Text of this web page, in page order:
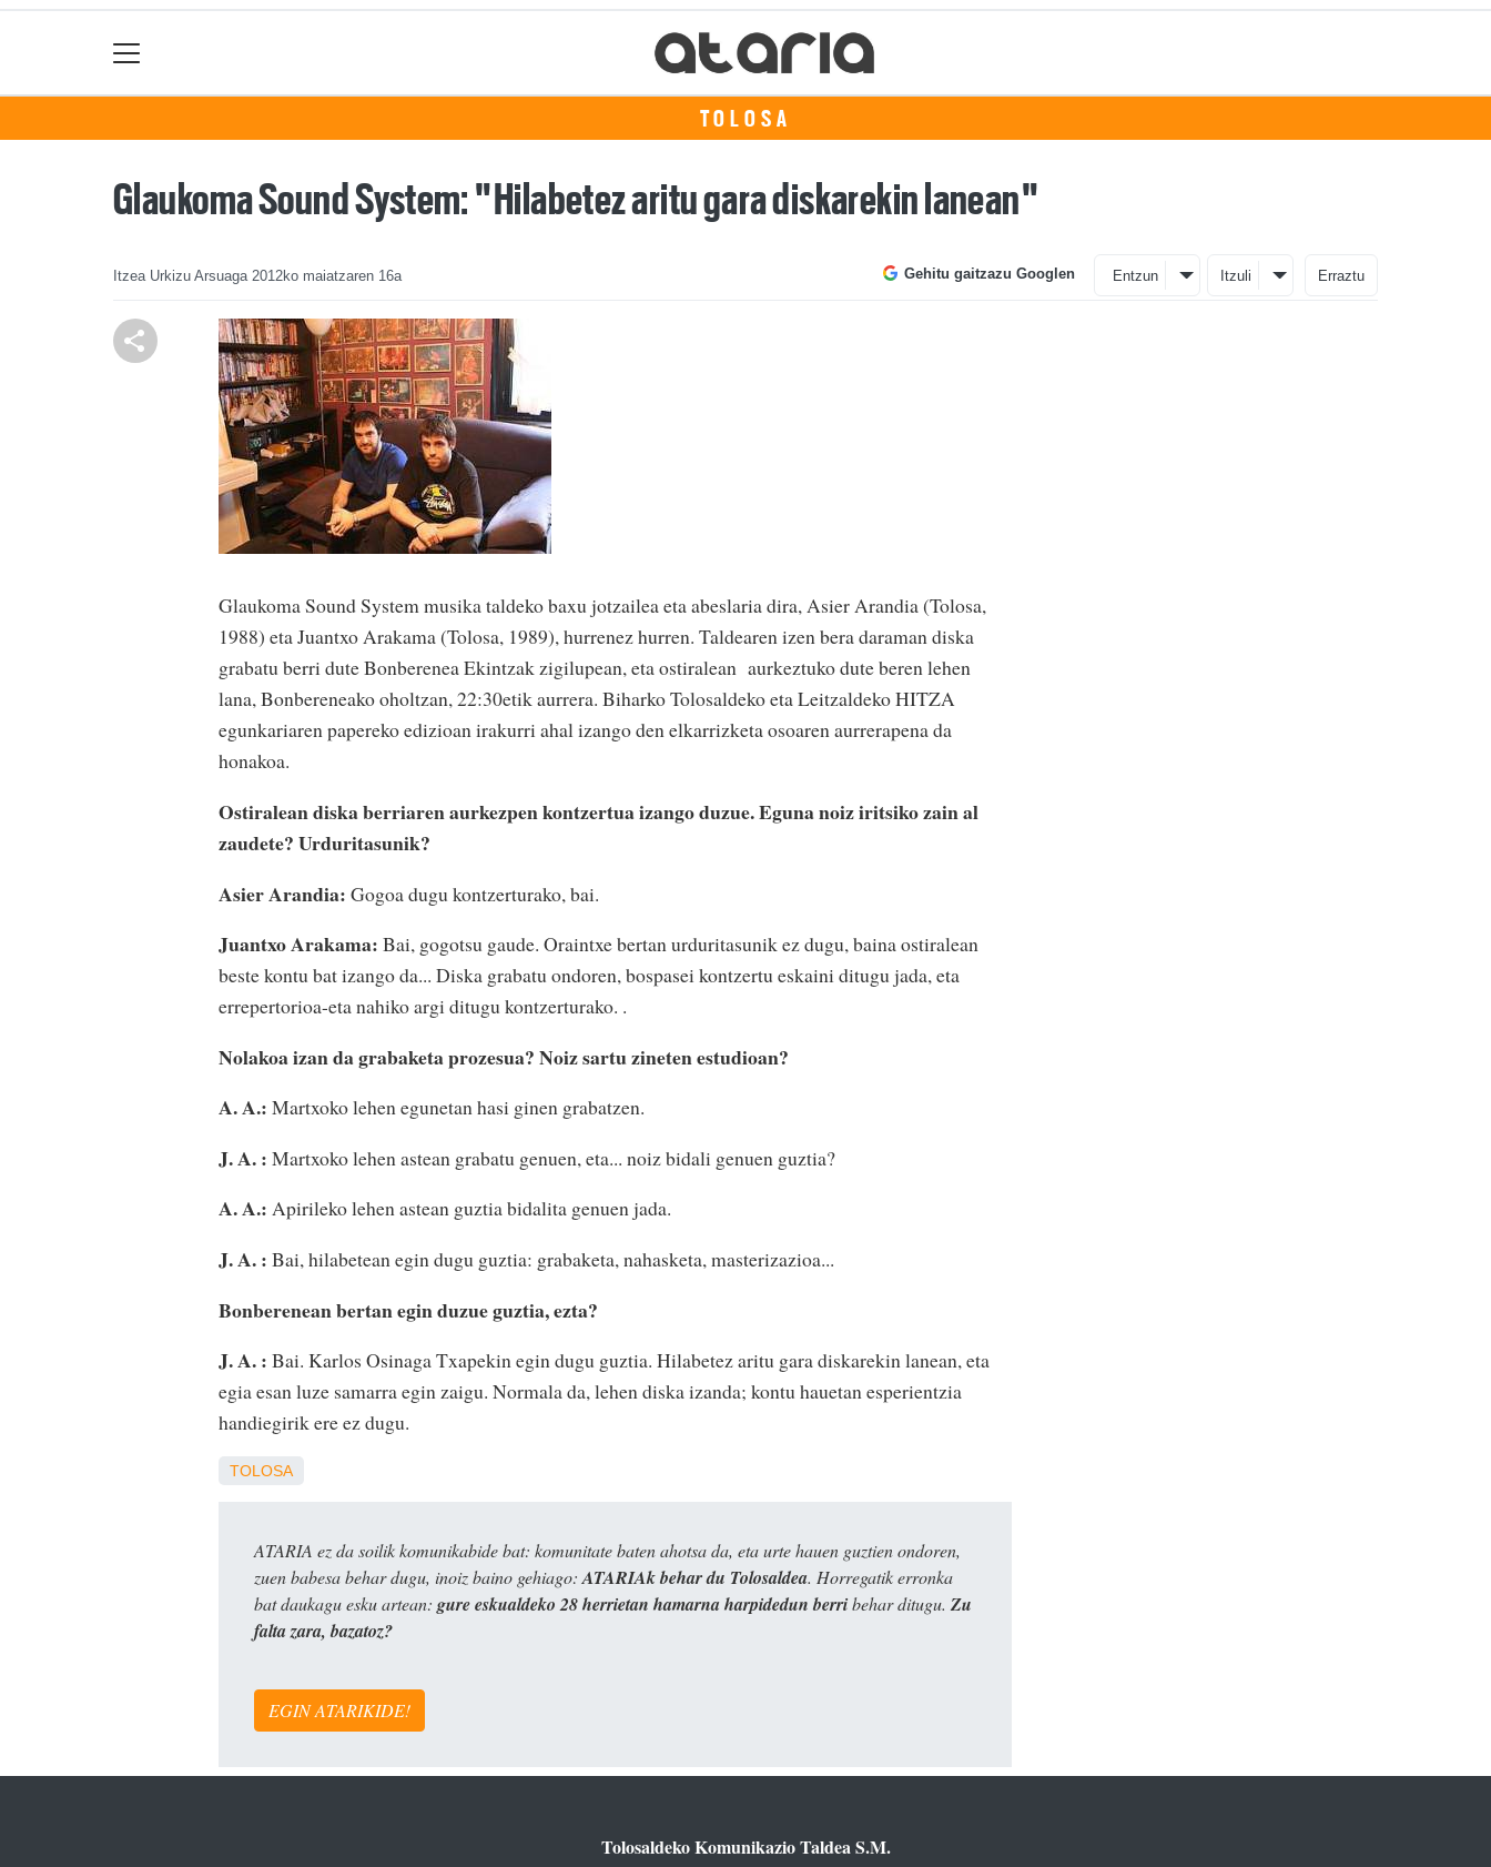
TOLOSA
Glaukoma Sound System: "Hilabetez aritu gara diskarekin lanean"
Itzea Urkizu Arsuaga 2012ko maiatzaren 16a Gehitu gaitzazu Googlen Entzun Itzuli Erraztu
Glaukoma Sound System musika taldeko baxu jotzailea eta abeslaria dira, Asier Arandia (Tolosa,
1988) eta Juantxo Arakama (Tolosa, 1989), hurrenez hurren. Taldearen izen bera daraman diska
grabatu berri dute Bonberenea Ekintzak zigilupean, eta ostiralean aurkeztuko dute beren lehen
lana, Bonbereneako oholtzan, 22:30etik aurrera. Biharko Tolosaldeko eta Leitzaldeko HITZA
egunkariaren papereko edizioan irakurri ahal izango den elkarrizketa osoaren aurrerapena da
honakoa.
Ostiralean diska berriaren aurkezpen kontzertua izango duzue. Eguna noiz iritsiko zain al
zaudete? Urduritasunik?
Asier Arandia: Gogoa dugu kontzerturako, bai.
Juantxo Arakama: Bai, gogotsu gaude. Oraintxe bertan urduritasunik ez dugu, baina ostiralean
beste kontu bat izango da... Diska grabatu ondoren, bospasei kontzertu eskaini ditugu jada, eta
errepertorioa-eta nahiko argi ditugu kontzerturako. .
Nolakoa izan da grabaketa prozesua? Noiz sartu zineten estudioan?
A. A.: Martxoko lehen egunetan hasi ginen grabatzen.
J. A. : Martxoko lehen astean grabatu genuen, eta... noiz bidali genuen guztia?
A. A.: Apirileko lehen astean guztia bidalita genuen jada.
J. A. : Bai, hilabetean egin dugu guztia: grabaketa, nahasketa, masterizazioa...
Bonberenean bertan egin duzue guztia, ezta?
J. A. : Bai. Karlos Osinaga Txapekin egin dugu guztia. Hilabetez aritu gara diskarekin lanean, eta
egia esan luze samarra egin zaigu. Normala da, lehen diska izanda; kontu hauetan esperientzia
handiegirik ere ez dugu.
TOLOSA
ATARIA ez da soilik komunikabide bat: komunitate baten ahotsa da, eta urte hauen guztien ondoren,
zuen babesa behar dugu, inoiz baino gehiago: ATARIAk behar du Tolosaldea. Horregatik erronka
bat daukagu esku artean: gure eskualdeko 28 herrietan hamarna harpidedun berribehar ditugu. Zu
falta zara, bazatoz?
EGIN ATARIKIDE!
Tolosaldeko Komunikazio Taldea S.M.